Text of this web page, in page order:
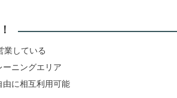
業している
ニングエリア
由に相互利用可能